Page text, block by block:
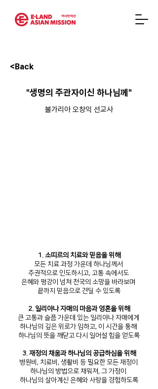
<Back
"생명의 주관자이신 하나님께"
불가리아 오창익 선교사
1. 소띠르의 치료와 믿음을 위해
모든 치료 과정 가운데 하나님께서
주권적으로 인도하시고, 고통 속에서도
은혜와 평강이 넘쳐 천국의 소망을 바라보며
끝까지 믿음으로 견딜 수 있도록
2. 일리야나 자매의 마음과 영혼을 위해
큰 고통과 슬픔 가운데 있는 일리야나 자매에게
하나님의 깊은 위로가 임하고, 이 시간을 통해
하나님의 뜻을 깨닫고 다시 일어설 힘을 얻도록
3. 재정의 채움과 하나님의 공급하심을 위해
병원비, 치료비, 생활비 등 필요한 모든 재정이
하나님의 방법으로 채워져, 그 가정이
하나님의 살아계신 은혜와 사랑을 경험하도록